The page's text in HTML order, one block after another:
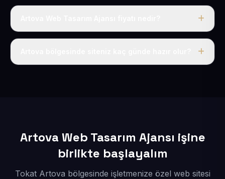
Tek fiyat uygulanır: yıllık 50 USD + KDV. Bu bedele alan
Artova Web Tasarım Ajansı işine
birlikte başlayalım
Tokat Artova bölgesinde işletmenize özel web sitesi